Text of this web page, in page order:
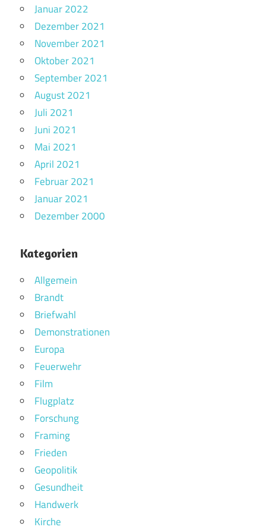
Januar 2022
Dezember 2021
November 2021
Oktober 2021
September 2021
August 2021
Juli 2021
Juni 2021
Mai 2021
April 2021
Februar 2021
Januar 2021
Dezember 2000
Kategorien
Allgemein
Brandt
Briefwahl
Demonstrationen
Europa
Feuerwehr
Film
Flugplatz
Forschung
Framing
Frieden
Geopolitik
Gesundheit
Handwerk
Kirche